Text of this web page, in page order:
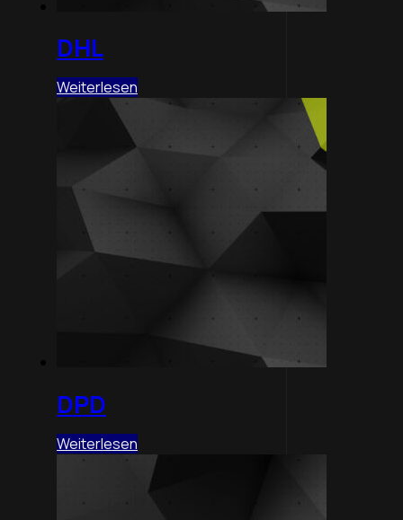
DHL
Weiterlesen
DPD
Weiterlesen